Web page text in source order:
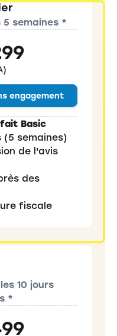
semaines *
engagement
Basic
semaines)
de l'avis
des
fiscale
10 jours
*